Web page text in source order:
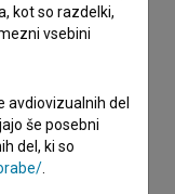
(2013),Mama
kot so razdelki,
vsebini
avdiovizualnih del
še posebni
del, ki so